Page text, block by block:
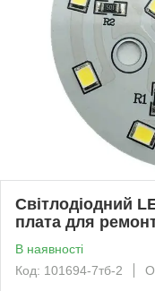
Світлодіодний
плата для
В наявності
Код: 101694-7тб-2